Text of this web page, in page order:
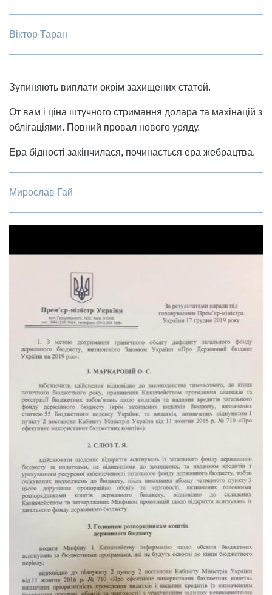
Віктор Таран
Зупиняють виплати окрім захищених статей.
От вам і ціна штучного стримання долара та махінацій з
облігаціями. Повний провал нового уряду.
Ера бідності закінчилася, починається ера жебрацтва.
Мирослав Гай